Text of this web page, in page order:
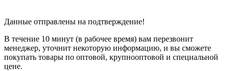
Данные отправлены на подтверждение!
В течение 10 минут (в рабочее время) вам перезвонит
менеджер, уточнит некоторую информацию, и вы сможете
покупать товары по оптовой, крупнооптовой и специальной
цене.